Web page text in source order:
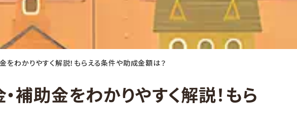
をわかりやすく解説！もらえる条件や助成金額は？
補助金をわかりやすく解説！もら